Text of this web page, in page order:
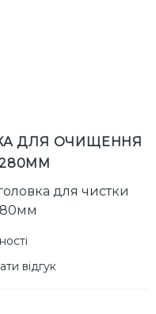
ДЛЯ ОЧИЩЕННЯ
для чистки
відгук